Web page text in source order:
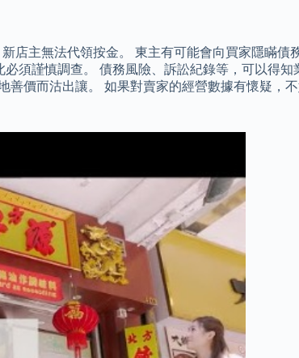
店主無法代領按金。 東主有可能會向買家隱瞞債
須謹慎調查。 債務風險、訴訟紀錄等，可以得
價而沽出讓。 如果對賣家的經營數據有懷疑，